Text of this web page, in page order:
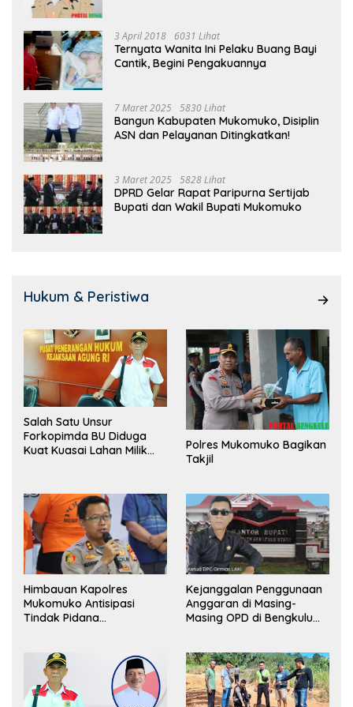
3 April 2018 6031 Lihat
Ternyata Wanita Ini Pelaku Buang Bayi
Cantik, Begini Pengakuannya
7 Maret 2025 5830 Lihat
Bangun Kabupaten Mukomuko, Disiplin
ASN dan Pelayanan Ditingkatkan!
3 Maret 2025 5828 Lihat
DPRD Gelar Rapat Paripurna Sertijab
Bupati dan Wakil Bupati Mukomuko
Hukum & Peristiwa
Salah Satu Unsur
Forkopimda BU Diduga
Kuat Kuasai Lahan Milik
Polres Mukomuko Bagikan
Takjil
Himbauan Kapolres
Mukomuko Antisipasi
Tindak Pidana
Kejanggalan Penggunaan
Anggaran di Masing-
Masing OPD di Bengkulu